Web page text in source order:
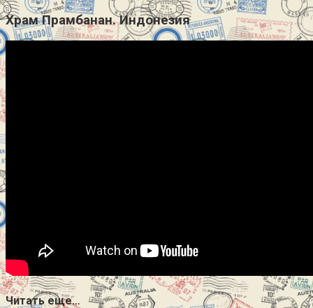
Храм Прамбанан. Индонезия
Читать еще…